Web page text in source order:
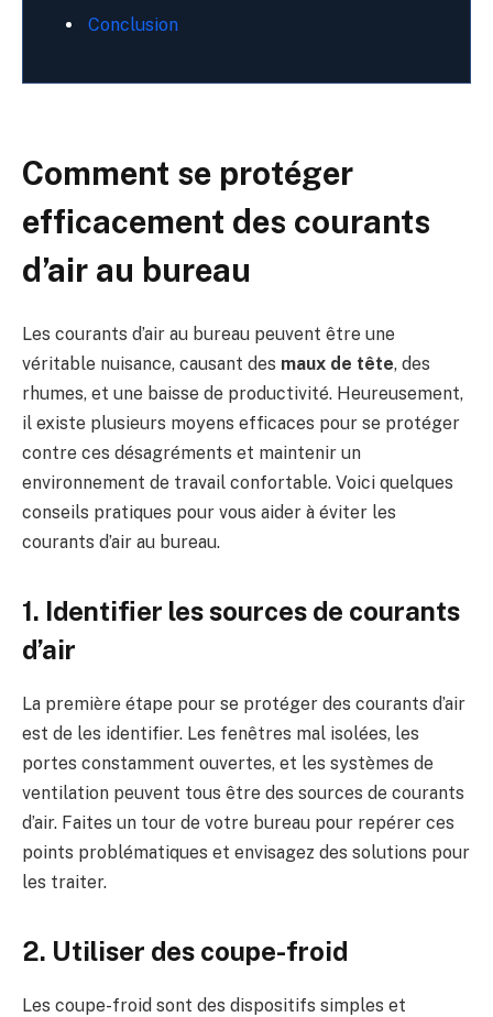
Conclusion
Comment se protéger
efficacement des courants
d’air au bureau
Les courants d’air au bureau peuvent être une
véritable nuisance, causant des maux de tête, des
rhumes, et une baisse de productivité. Heureusement,
il existe plusieurs moyens efficaces pour se protéger
contre ces désagréments et maintenir un
environnement de travail confortable. Voici quelques
conseils pratiques pour vous aider à éviter les
courants d’air au bureau.
1. Identifier les sources de courants
d’air
La première étape pour se protéger des courants d’air
est de les identifier. Les fenêtres mal isolées, les
portes constamment ouvertes, et les systèmes de
ventilation peuvent tous être des sources de courants
d’air. Faites un tour de votre bureau pour repérer ces
points problématiques et envisagez des solutions pour
les traiter.
2. Utiliser des coupe-froid
Les coupe-froid sont des dispositifs simples et